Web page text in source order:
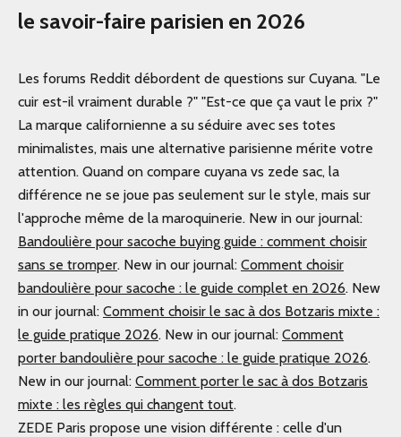
le savoir-faire parisien en 2026
Les forums Reddit débordent de questions sur Cuyana. "Le
cuir est-il vraiment durable ?" "Est-ce que ça vaut le prix ?"
La marque californienne a su séduire avec ses totes
minimalistes, mais une alternative parisienne mérite votre
attention. Quand on compare cuyana vs zede sac, la
différence ne se joue pas seulement sur le style, mais sur
l'approche même de la maroquinerie. New in our journal:
Bandoulière pour sacoche buying guide : comment choisir
sans se tromper. New in our journal: Comment choisir
bandoulière pour sacoche : le guide complet en 2026. New
in our journal: Comment choisir le sac à dos Botzaris mixte :
le guide pratique 2026. New in our journal: Comment
porter bandoulière pour sacoche : le guide pratique 2026.
New in our journal: Comment porter le sac à dos Botzaris
mixte : les règles qui changent tout.
ZEDE Paris propose une vision différente : celle d'un